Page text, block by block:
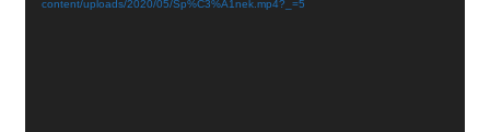
content/uploads/2020/05/Sp%C3%A1nek.mp4?_=5